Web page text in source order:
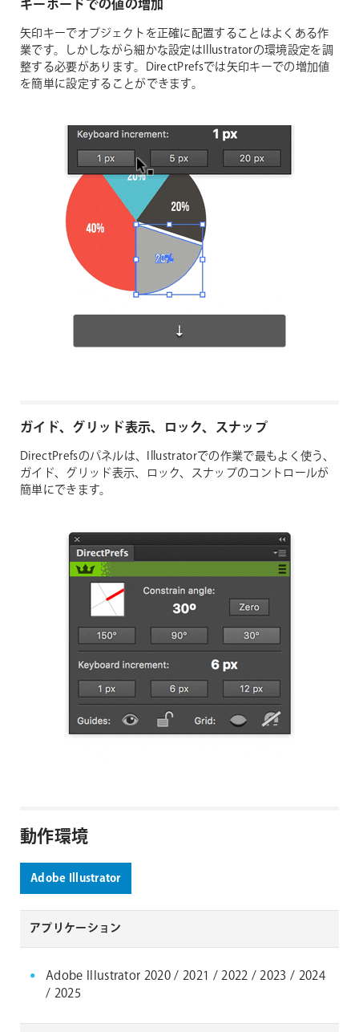
キーボードでの値の増加
矢印キーでオブジェクトを正確に配置することはよくある作
業です。しかしながら細かな設定はIllustratorの環境設定を調
整する必要があります。DirectPrefsでは矢印キーでの増加値
を簡単に設定することができます。
ガイド、グリッド表示、ロック、スナップ
DirectPrefsのパネルは、Illustratorでの作業で最もよく使う、
ガイド、グリッド表示、ロック、スナップのコントロールが
簡単にできます。
動作環境
Adobe Illustrator
アプリケーション
Adobe Illustrator 2020 / 2021 / 2022 / 2023 / 2024
/ 2025